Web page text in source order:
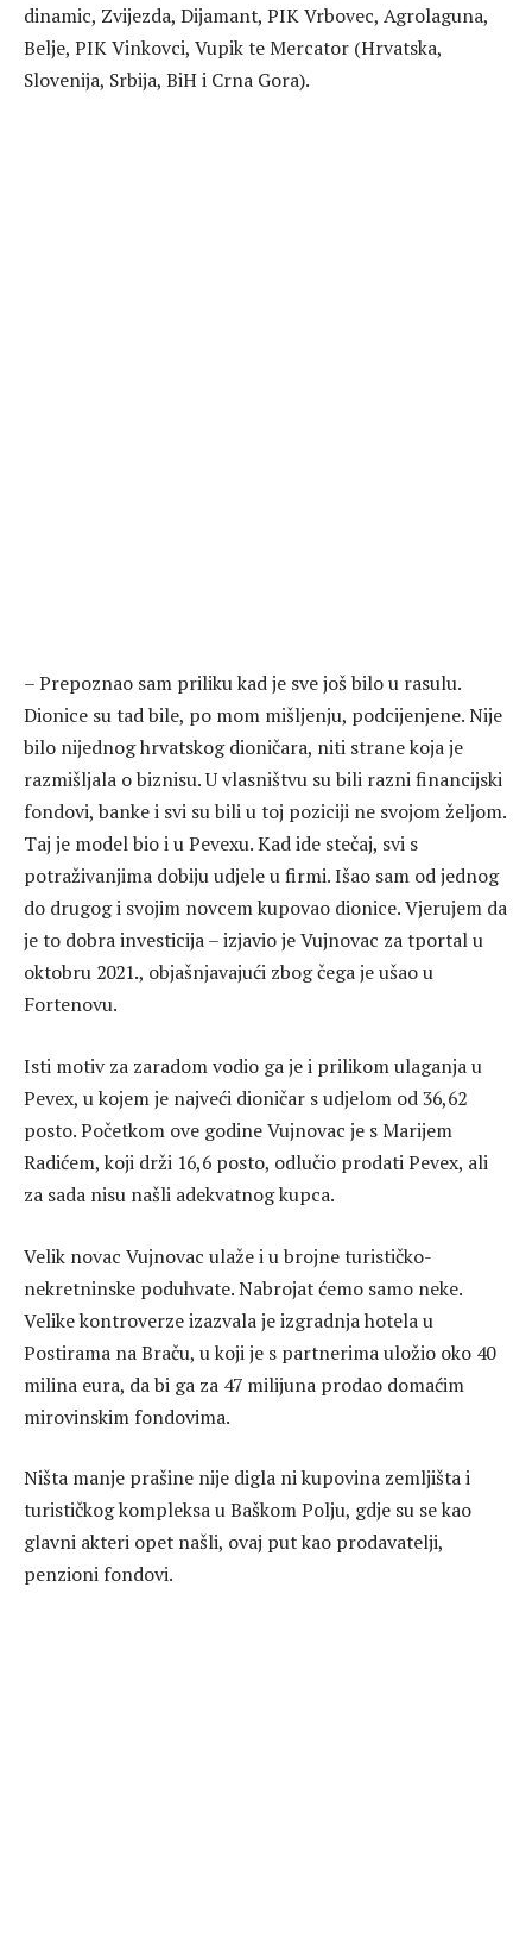
dinamic, Zvijezda, Dijamant, PIK Vrbovec, Agrolaguna,
Belje, PIK Vinkovci, Vupik te Mercator (Hrvatska,
Slovenija, Srbija, BiH i Crna Gora).
– Prepoznao sam priliku kad je sve još bilo u rasulu.
Dionice su tad bile, po mom mišljenju, podcijenjene. Nije
bilo nijednog hrvatskog dioničara, niti strane koja je
razmišljala o biznisu. U vlasništvu su bili razni financijski
fondovi, banke i svi su bili u toj poziciji ne svojom željom.
Taj je model bio i u Pevexu. Kad ide stečaj, svi s
potraživanjima dobiju udjele u firmi. Išao sam od jednog
do drugog i svojim novcem kupovao dionice. Vjerujem da
je to dobra investicija – izjavio je Vujnovac za tportal u
oktobru 2021., objašnjavajući zbog čega je ušao u
Fortenovu.
Isti motiv za zaradom vodio ga je i prilikom ulaganja u
Pevex, u kojem je najveći dioničar s udjelom od 36,62
posto. Početkom ove godine Vujnovac je s Marijem
Radićem, koji drži 16,6 posto, odlučio prodati Pevex, ali
za sada nisu našli adekvatnog kupca.
Velik novac Vujnovac ulaže i u brojne turističko-
nekretninske poduhvate. Nabrojat ćemo samo neke.
Velike kontroverze izazvala je izgradnja hotela u
Postirama na Braču, u koji je s partnerima uložio oko 40
milina eura, da bi ga za 47 milijuna prodao domaćim
mirovinskim fondovima.
Ništa manje prašine nije digla ni kupovina zemljišta i
turističkog kompleksa u Baškom Polju, gdje su se kao
glavni akteri opet našli, ovaj put kao prodavatelji,
penzioni fondovi.